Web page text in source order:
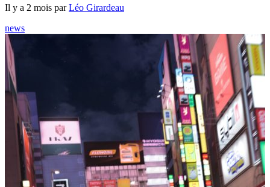
Il y a 2 mois parLéo Girardeau
news